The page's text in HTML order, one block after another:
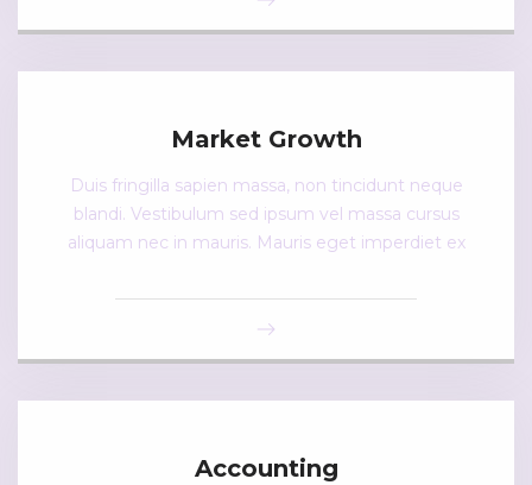
Market Growth
Duis fringilla sapien massa, non tincidunt neque
blandi. Vestibulum sed ipsum vel massa cursus
aliquam nec in mauris. Mauris eget imperdiet ex
Accounting